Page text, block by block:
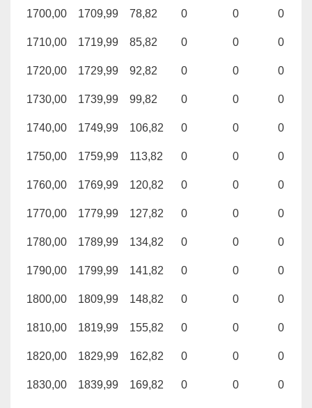
1700,00 1709,99 78,82 0 0 0
1710,00 1719,99 85,82 0 0 0
1720,00 1729,99 92,82 0 0 0
1730,00 1739,99 99,82 0 0 0
1740,00 1749,99 106,82 0 0 0
1750,00 1759,99 113,82 0 0 0
1760,00 1769,99 120,82 0 0 0
1770,00 1779,99 127,82 0 0 0
1780,00 1789,99 134,82 0 0 0
1790,00 1799,99 141,82 0 0 0
1800,00 1809,99 148,82 0 0 0
1810,00 1819,99 155,82 0 0 0
1820,00 1829,99 162,82 0 0 0
1830,00 1839,99 169,82 0 0 0